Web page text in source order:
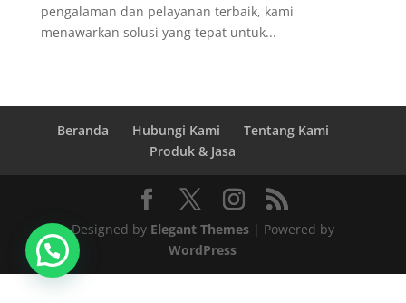
pengalaman dan pelayanan terbaik, kami
menawarkan solusi yang tepat untuk...
Beranda Hubungi Kami
Tentang Kami
Produk & Jasa
Designed by Elegant Themes| Powered by
WordPress